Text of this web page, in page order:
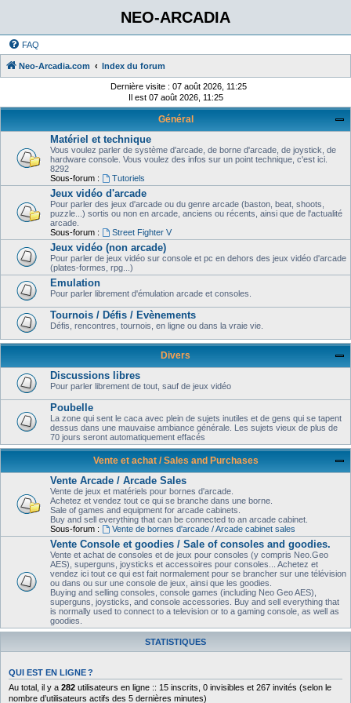
NEO-ARCADIA
FAQ
Neo-Arcadia.com Index du forum
Dernière visite : 07 août 2026, 11:25
Il est 07 août 2026, 11:25
Général
Matériel et technique
Vous voulez parler de système d'arcade, de borne d'arcade, de joystick, de
hardware console. Vous voulez des infos sur un point technique, c'est ici.
8292
Sous-forum :
Tutoriels
Jeux vidéo d'arcade
Pour parler des jeux d'arcade ou du genre arcade (baston, beat, shoots,
puzzle...) sortis ou non en arcade, anciens ou récents, ainsi que de l'actualité
arcade.
Sous-forum :
Street Fighter V
Jeux vidéo (non arcade)
Pour parler de jeux vidéo sur console et pc en dehors des jeux vidéo d'arcade
(plates-formes, rpg...)
Emulation
Pour parler librement d'émulation arcade et consoles.
Tournois / Défis / Evènements
Défis, rencontres, tournois, en ligne ou dans la vraie vie.
Divers
Discussions libres
Pour parler librement de tout, sauf de jeux vidéo
Poubelle
La zone qui sent le caca avec plein de sujets inutiles et de gens qui se tapent
dessus dans une mauvaise ambiance générale. Les sujets vieux de plus de
70 jours seront automatiquement effacés
Vente et achat / Sales and Purchases
Vente Arcade / Arcade Sales
Vente de jeux et matériels pour bornes d'arcade.
Achetez et vendez tout ce qui se branche dans une borne.
Sale of games and equipment for arcade cabinets.
Buy and sell everything that can be connected to an arcade cabinet.
Sous-forum :
Vente de bornes d'arcade / Arcade cabinet sales
Vente Console et goodies / Sale of consoles and goodies.
Vente et achat de consoles et de jeux pour consoles (y compris Neo.Geo
AES), superguns, joysticks et accessoires pour consoles... Achetez et
vendez ici tout ce qui est fait normalement pour se brancher sur une télévision
ou dans ou sur une console de jeux, ainsi que les goodies.
Buying and selling consoles, console games (including Neo Geo AES),
superguns, joysticks, and console accessories. Buy and sell everything that
is normally used to connect to a television or to a gaming console, as well as
goodies.
STATISTIQUES
QUI EST EN LIGNE ?
Au total, il y a 282 utilisateurs en ligne :: 15 inscrits, 0 invisibles et 267 invités (selon le
nombre d’utilisateurs actifs des 5 dernières minutes)